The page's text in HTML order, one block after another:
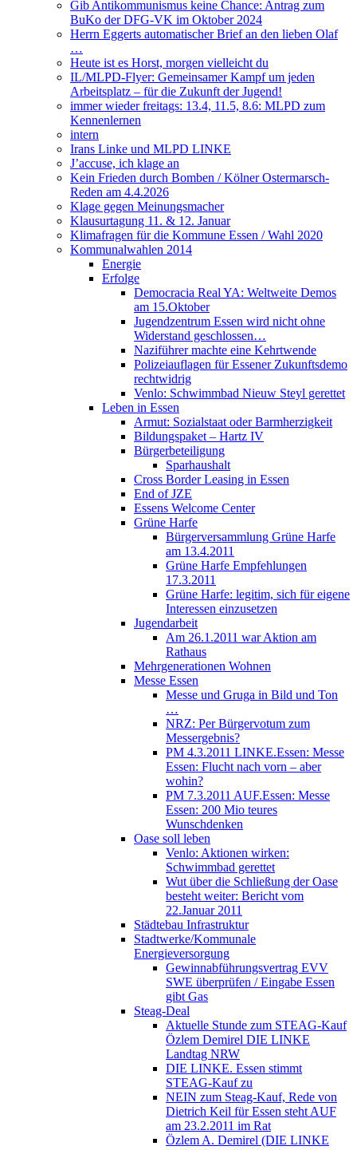
Gib Antikommunismus keine Chance: Antrag zum
BuKo der DFG-VK im Oktober 2024
Herrn Eggerts automatischer Brief an den lieben Olaf
…
Heute ist es Horst, morgen vielleicht du
IL/MLPD-Flyer: Gemeinsamer Kampf um jeden
Arbeitsplatz – für die Zukunft der Jugend!
immer wieder freitags: 13.4, 11.5, 8.6: MLPD zum
Kennenlernen
intern
Irans Linke und MLPD LINKE
J’accuse, ich klage an
Kein Frieden durch Bomben / Kölner Ostermarsch-
Reden am 4.4.2026
Klage gegen Meinungsmacher
Klausurtagung 11. & 12. Januar
Klimafragen für die Kommune Essen / Wahl 2020
Kommunalwahlen 2014
Energie
Erfolge
Democracia Real YA: Weltweite Demos
am 15.Oktober
Jugendzentrum Essen wird nicht ohne
Widerstand geschlossen…
Naziführer machte eine Kehrtwende
Polizeiauflagen für Essener Zukunftsdemo
rechtwidrig
Venlo: Schwimmbad Nieuw Steyl gerettet
Leben in Essen
Armut: Sozialstaat oder Barmherzigkeit
Bildungspaket – Hartz IV
Bürgerbeteiligung
Sparhaushalt
Cross Border Leasing in Essen
End of JZE
Essens Welcome Center
Grüne Harfe
Bürgerversammlung Grüne Harfe
am 13.4.2011
Grüne Harfe Empfehlungen
17.3.2011
Grüne Harfe: legitim, sich für eigene
Interessen einzusetzen
Jugendarbeit
Am 26.1.2011 war Aktion am
Rathaus
Mehrgenerationen Wohnen
Messe Essen
Messe und Gruga in Bild und Ton
…
NRZ: Per Bürgervotum zum
Messergebnis?
PM 4.3.2011 LINKE.Essen: Messe
Essen: Flucht nach vorn – aber
wohin?
PM 7.3.2011 AUF.Essen: Messe
Essen: 200 Mio teures
Wunschdenken
Oase soll leben
Venlo: Aktionen wirken:
Schwimmbad gerettet
Wut über die Schließung der Oase
besteht weiter: Bericht vom
22.Januar 2011
Städtebau Infrastruktur
Stadtwerke/Kommunale
Energieversorgung
Gewinnabführungsvertrag EVV
SWE überprüfen / Eingabe Essen
gibt Gas
Steag-Deal
Aktuelle Stunde zum STEAG-Kauf
Özlem Demirel DIE LINKE
Landtag NRW
DIE LINKE. Essen stimmt
STEAG-Kauf zu
NEIN zum Steag-Kauf, Rede von
Dietrich Keil für Essen steht AUF
am 23.2.2011 im Rat
Özlem A. Demirel (DIE LINKE